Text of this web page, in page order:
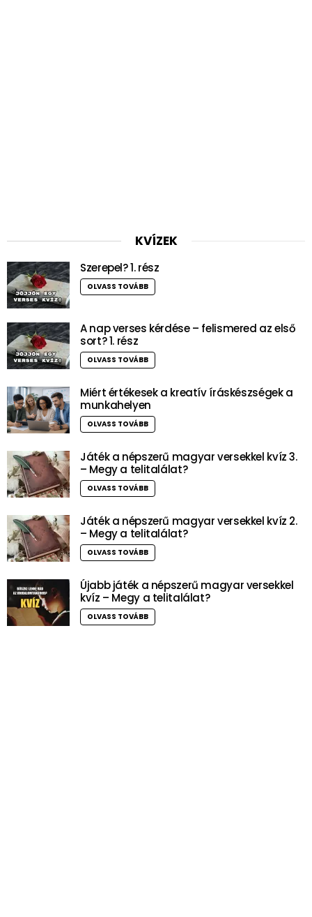
KVÍZEK
Szerepel? 1. rész
OLVASS TOVÁBB
A nap verses kérdése – felismered az első
sort? 1. rész
OLVASS TOVÁBB
Miért értékesek a kreatív íráskészségek a
munkahelyen
OLVASS TOVÁBB
Játék a népszerű magyar versekkel kvíz 3.
– Megy a telitalálat?
OLVASS TOVÁBB
Játék a népszerű magyar versekkel kvíz 2.
– Megy a telitalálat?
OLVASS TOVÁBB
Újabb játék a népszerű magyar versekkel
kvíz – Megy a telitalálat?
OLVASS TOVÁBB